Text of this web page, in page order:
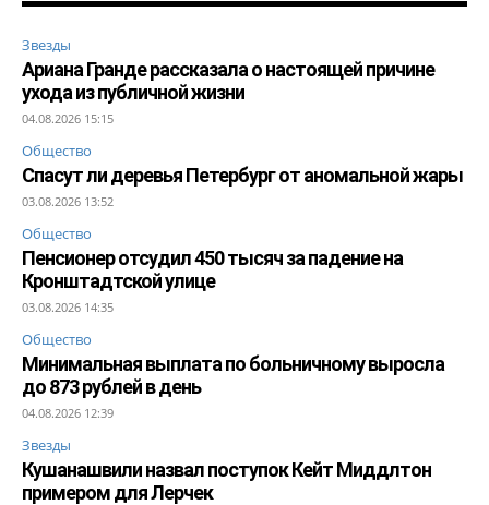
Звезды
Ариана Гранде рассказала о настоящей причине
ухода из публичной жизни
04.08.2026 15:15
Общество
Спасут ли деревья Петербург от аномальной жары
03.08.2026 13:52
Общество
Пенсионер отсудил 450 тысяч за падение на
Кронштадтской улице
03.08.2026 14:35
Общество
Минимальная выплата по больничному выросла
до 873 рублей в день
04.08.2026 12:39
Звезды
Кушанашвили назвал поступок Кейт Миддлтон
примером для Лерчек